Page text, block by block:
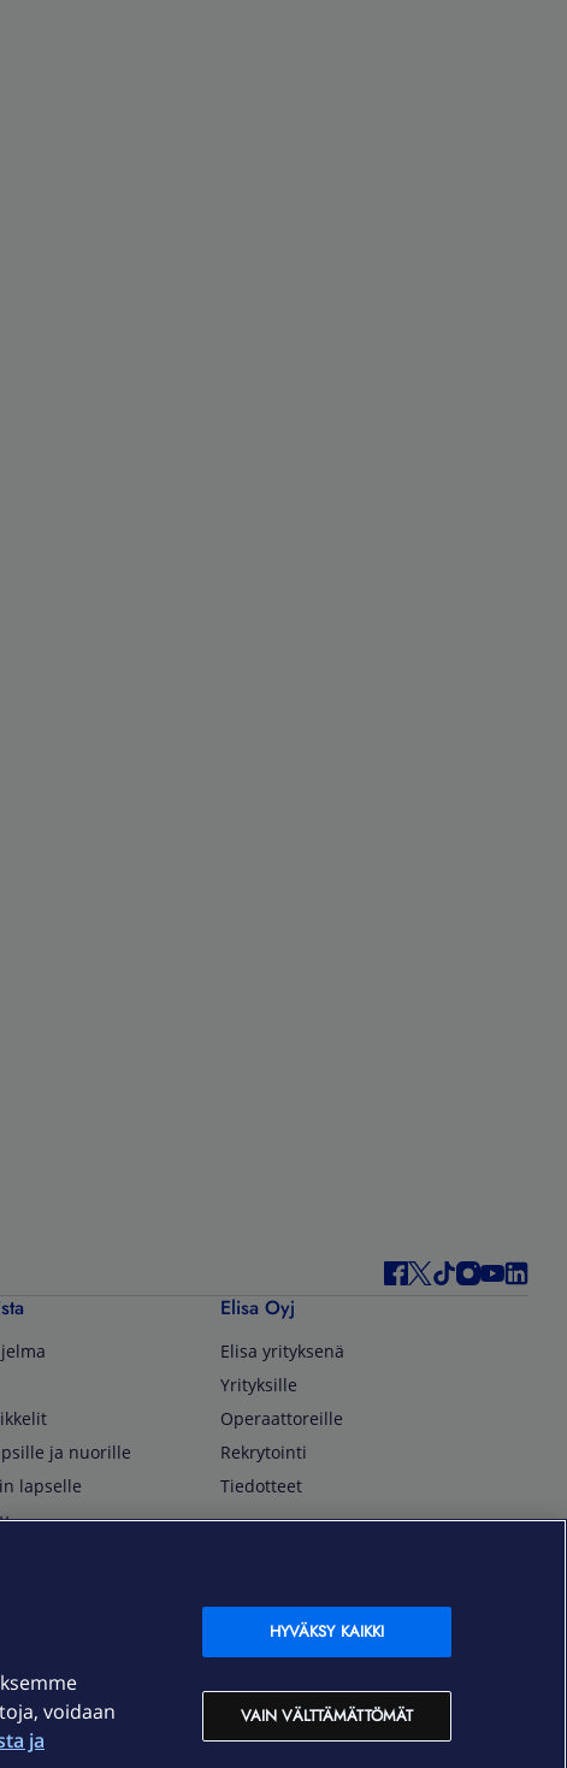
ja nuorille
lapselle
Elisa Oyj
Elisa yrityksenä
Yrityksille
Operaattoreille
Rekrytointi
Tiedotteet
OmaElisa Self Service
Moving to Finland
Elisa Corporation
voidaan
ja
VAIN VÄLTTÄMÄTTÖMÄT
HYVÄKSY KAIKKI